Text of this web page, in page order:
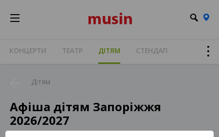
КОНЦЕРТИ ТЕАТР ДІТЯМ СТЕНДАП
Дітям
Афіша дітям Запоріжжя
2026/2027